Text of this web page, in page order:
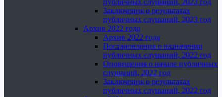
публичных слушаний, 2023 год
Заключения о результатах
публичных слушаний, 2023 год
Архив 2022 года
Архив 2022 года
Постановления о назначении
публичных слушаний, 2022 год
Оповещения о начале публичных
слушаний, 2022 год
Заключения о результатах
публичных слушаний, 2022 год